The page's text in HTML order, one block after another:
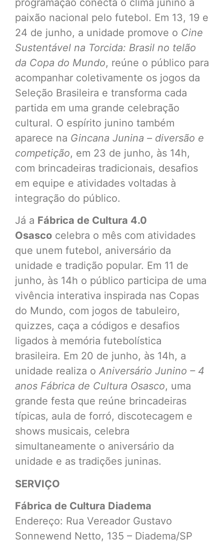
programação conecta o clima junino à
paixão nacional pelo futebol. Em 13, 19 e
24 de junho, a unidade promove o Cine
Sustentável na Torcida: Brasil no telão
da Copa do Mundo, reúne o público para
acompanhar coletivamente os jogos da
Seleção Brasileira e transforma cada
partida em uma grande celebração
cultural. O espírito junino também
aparece na Gincana Junina – diversão e
competição, em 23 de junho, às 14h,
com brincadeiras tradicionais, desafios
em equipe e atividades voltadas à
integração do público.
Já a Fábrica de Cultura 4.0
Osasco celebra o mês com atividades
que unem futebol, aniversário da
unidade e tradição popular. Em 11 de
junho, às 14h o público participa de uma
vivência interativa inspirada nas Copas
do Mundo, com jogos de tabuleiro,
quizzes, caça a códigos e desafios
ligados à memória futebolística
brasileira. Em 20 de junho, às 14h, a
unidade realiza o Aniversário Junino – 4
anos Fábrica de Cultura Osasco, uma
grande festa que reúne brincadeiras
típicas, aula de forró, discotecagem e
shows musicais, celebra
simultaneamente o aniversário da
unidade e as tradições juninas.
SERVIÇO
Fábrica de Cultura Diadema
Endereço: Rua Vereador Gustavo
Sonnewend Netto, 135 – Diadema/SP